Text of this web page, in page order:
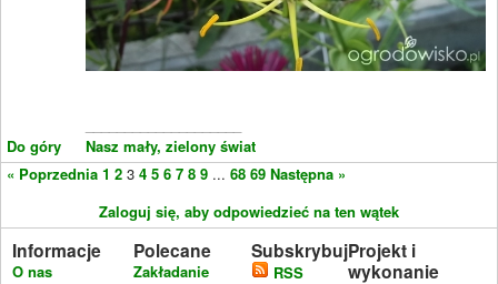
Do góry
Nasz mały, zielony świat
« Poprzednia 1 2 3 4 5 6 7 8 9 ... 68 69 Następna »
Zaloguj się, aby odpowiedzieć na ten wątek
Informacje
O nas
Polecane
Zakładanie
Subskrybuj
RSS
Projekt i
wykonanie